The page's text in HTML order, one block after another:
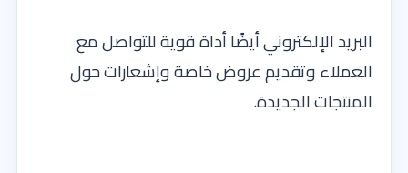
البريد الإلكتروني أيضًا أداة قوية للتواصل مع
العملاء وتقديم عروض خاصة وإشعارات حول
المنتجات الجديدة.